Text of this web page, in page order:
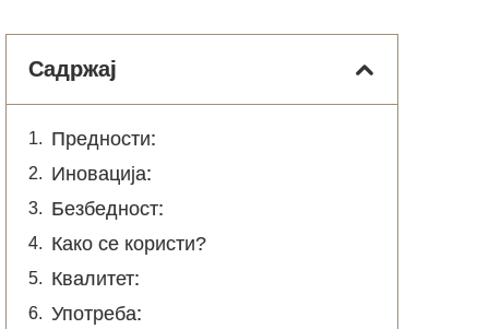
Садржај
Предности:
Иновација:
Безбедност:
Како се користи?
Квалитет:
Употреба: